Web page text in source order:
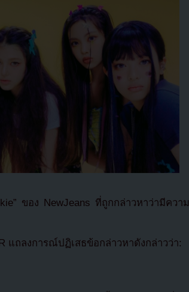
ของ NewJeans ที่ถูกกล่าวหาว่ามีความ
แถลงการณ์ปฏิเสธข้อกล่าวหาดังกล่าวว่า: